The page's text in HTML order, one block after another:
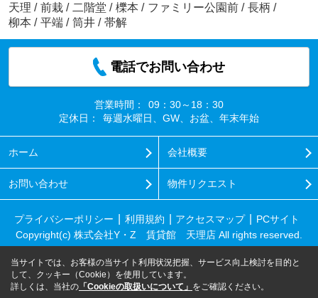
天理 / 前栽 / 二階堂 / 櫟本 / ファミリー公園前 / 長柄 /
柳本 / 平端 / 筒井 / 帯解
電話でお問い合わせ
営業時間：
09：30～18：30
定休日：
毎週水曜日、GW、お盆、年末年始
ホーム 会社概要
お問い合わせ 物件リクエスト
プライバシーポリシー 利用規約 アクセスマップ
PCサイト
Copyright(c) 株式会社Y・Z 賃貸館 天理店 All rights reserved.
当サイトでは、お客様の当サイト利用状況把握、サービス向上検討を目的と
して、クッキー（Cookie）を使用しています。
詳しくは、当社の 「Cookieの取扱いについて」 をご確認ください。